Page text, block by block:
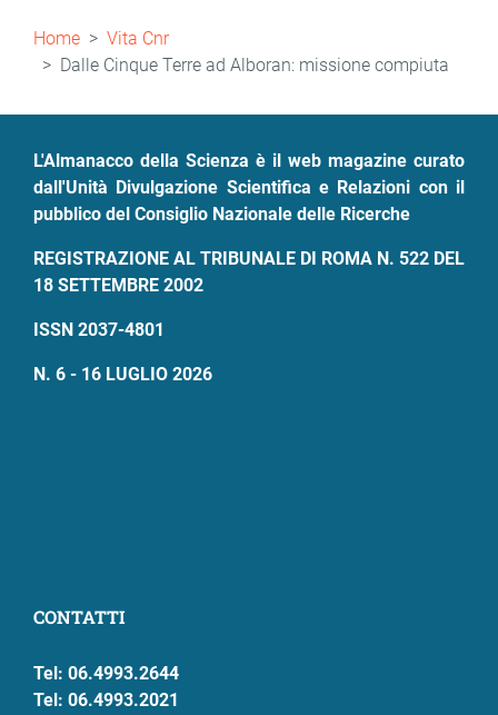
Briciole
di
pane
Home
Vita Cnr
Dalle Cinque Terre ad Alboran: missione compiuta
L'Almanacco della Scienza è il web magazine curato
dall'Unità Divulgazione Scientifica e Relazioni con il
pubblico del Consiglio Nazionale delle Ricerche
REGISTRAZIONE AL TRIBUNALE DI ROMA N. 522 DEL
18 SETTEMBRE 2002
ISSN 2037-4801
N. 6 - 16 LUGLIO 2026
CONTATTI
Tel: 06.4993.2644
Tel: 06.4993.2021